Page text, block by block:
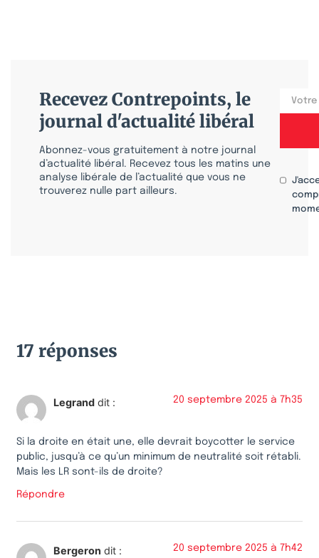
Recevez Contrepoints, le
journal d'actualité libéral
Abonnez-vous gratuitement à notre journal
d’actualité libéral. Recevez tous les matins une
analyse libérale de l’actualité que vous ne
trouverez nulle part ailleurs.
17 réponses
Legrand dit : 20 septembre 2025 à 7h35
Si la droite en était une, elle devrait boycotter le service
public, jusqu’à ce qu’un minimum de neutralité soit rétabli.
Mais les LR sont-ils de droite?
Répondre
Bergeron dit : 20 septembre 2025 à 7h42